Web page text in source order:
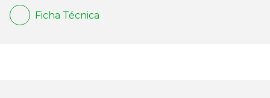
Ficha Técnica